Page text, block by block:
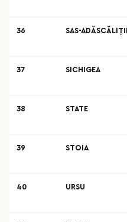
36 SAS-ADĂSCĂLIȚII
37 SICHIGEA
38 STATE
39 STOIA
40 URSU